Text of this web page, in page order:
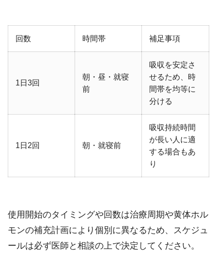
回数 時間帯 補足事項
1日3回
朝・昼・就寝
前
吸収を安定さ
せるため、時
間帯を均等に
分ける
1日2回 朝・就寝前
吸収持続時間
が長い人に適
する場合もあ
り
使用開始のタイミングや回数は治療周期や黄体ホル
モンの補充計画により個別に異なるため、スケジュ
ールは必ず医師と相談の上で決定してください。